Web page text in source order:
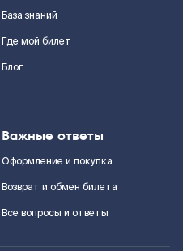
База знаний
Где мой билет
Блог
Важные ответы
Оформление и покупка
Возврат и обмен билета
Все вопросы и ответы